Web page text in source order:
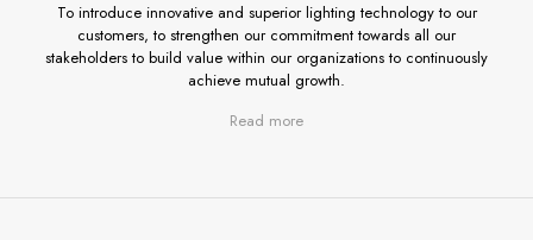
To introduce innovative and superior lighting technology to our
customers, to strengthen our commitment towards all our
stakeholders to build value within our organizations to continuously
achieve mutual growth.
Read more